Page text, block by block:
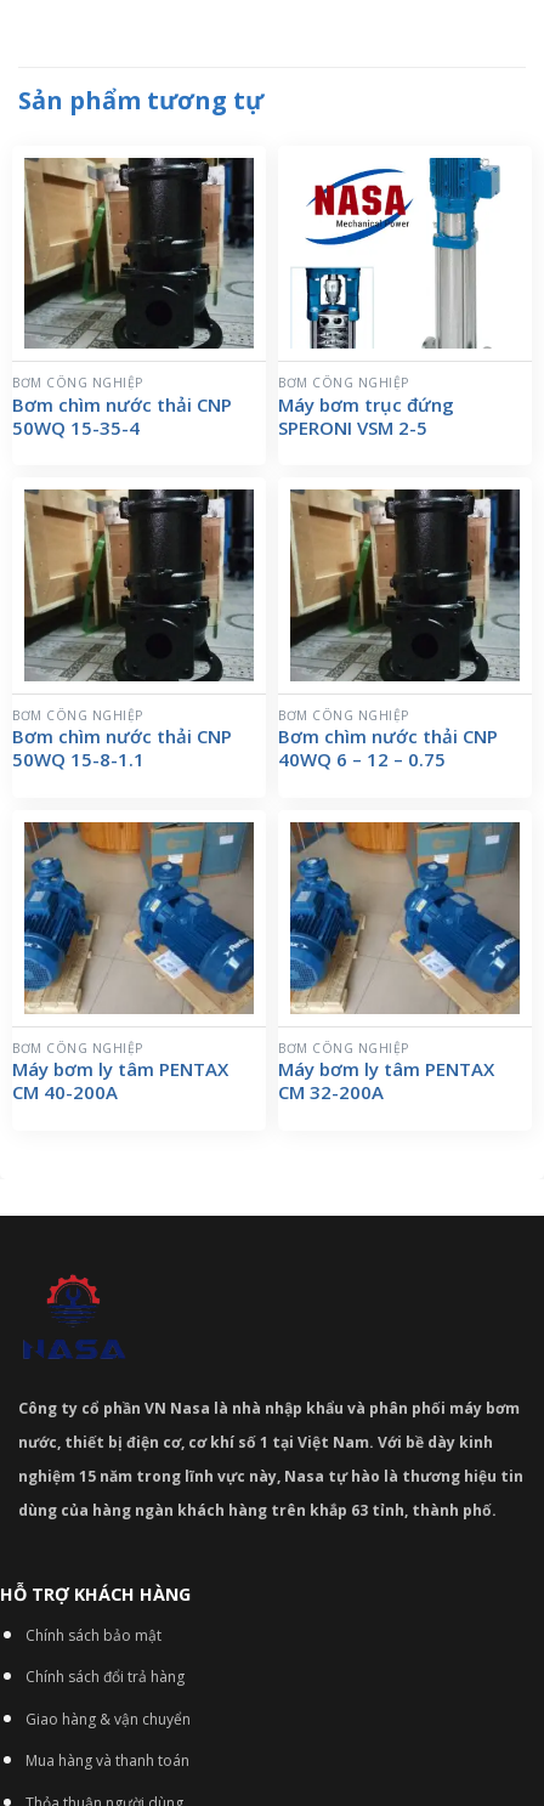
Sản phẩm tương tự
BƠM CÔNG NGHIỆP
Bơm chìm nước thải CNP
50WQ 15-35-4
BƠM CÔNG NGHIỆP
Máy bơm trục đứng
SPERONI VSM 2-5
BƠM CÔNG NGHIỆP
Bơm chìm nước thải CNP
50WQ 15-8-1.1
BƠM CÔNG NGHIỆP
Bơm chìm nước thải CNP
40WQ 6 – 12 – 0.75
BƠM CÔNG NGHIỆP
Máy bơm ly tâm PENTAX
CM 40-200A
BƠM CÔNG NGHIỆP
Máy bơm ly tâm PENTAX
CM 32-200A
Công ty cổ phần VN Nasa là nhà nhập khẩu và phân phối máy bơm
nước, thiết bị điện cơ, cơ khí số 1 tại Việt Nam. Với bề dày kinh
nghiệm 15 năm trong lĩnh vực này, Nasa tự hào là thương hiệu tin
dùng của hàng ngàn khách hàng trên khắp 63 tỉnh, thành phố.
HỖ TRỢ KHÁCH HÀNG
Chính sách bảo mật
Chính sách đổi trả hàng
Giao hàng & vận chuyển
Mua hàng và thanh toán